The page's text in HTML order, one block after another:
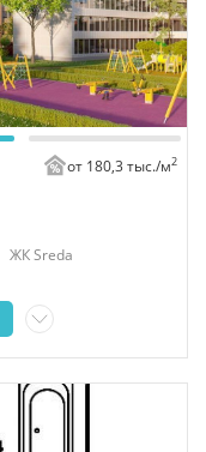
от 180,3 тыс./м2
ЖК Sreda